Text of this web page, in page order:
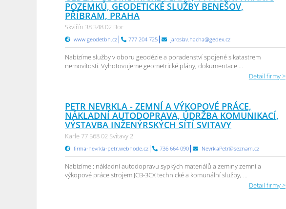
POZEMKŮ, GEODETICKÉ SLUŽBY BENEŠOV,
PŘÍBRAM, PRAHA
Skviřín 38 348 02 Bor
www.geodetbn.cz 777 204 725 jaroslav.hacha@gedex.cz
Nabízíme služby v oboru geodézie a poradenství spojené s katastrem
nemovitostí. Vyhotovujeme geometrické plány, dokumentace ...
Detail firmy >
PETR NEVRKLA - ZEMNÍ A VÝKOPOVÉ PRÁCE,
NÁKLADNÍ AUTODOPRAVA, ÚDRŽBA KOMUNIKACÍ,
VÝSTAVBA INŽENÝRSKÝCH SÍTÍ SVITAVY
Karle 77 568 02 Svitavy 2
firma-nevrkla-petr.webnode.cz 736 664 090 NevrklaPetr@seznam.cz
Nabízíme : nákladní autodopravu sypkých materiálů a zeminy zemní a
výkopové práce strojem JCB-3CX technické a komunální služby, ...
Detail firmy >